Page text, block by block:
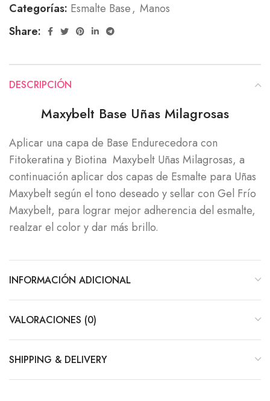
Categorías: Esmalte Base, Manos
Share:
DESCRIPCIÓN
Maxybelt Base Uñas Milagrosas
Aplicar una capa de Base Endurecedora con
Fitokeratina y Biotina Maxybelt Uñas Milagrosas, a
continuación aplicar dos capas de Esmalte para Uñas
Maxybelt según el tono deseado y sellar con Gel Frío
Maxybelt, para lograr mejor adherencia del esmalte,
realzar el color y dar más brillo.
INFORMACIÓN ADICIONAL
VALORACIONES (0)
SHIPPING & DELIVERY